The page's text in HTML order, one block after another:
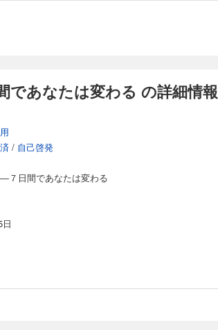
あなたは変わる の詳細情報
/ 自己啓発
７日間であなたは変わる